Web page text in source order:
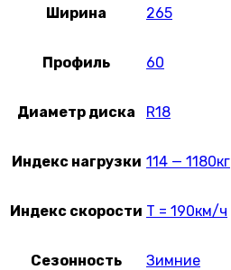
Ширина 265
Профиль 60
Диаметр диска R18
Индекс нагрузки 114 — 1180кг
Индекс скорости T = 190км/ч
Сезонность Зимние